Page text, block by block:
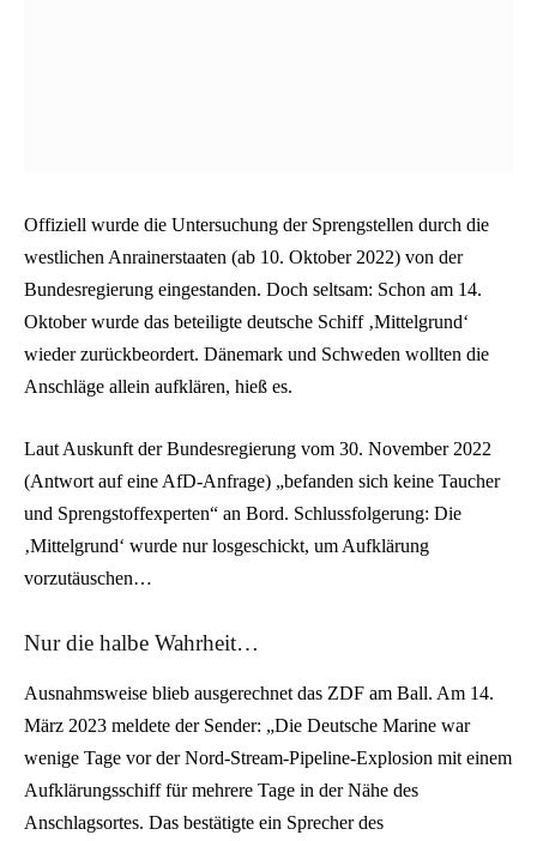
Offiziell wurde die Untersuchung der Sprengstellen durch die
westlichen Anrainerstaaten (ab 10. Oktober 2022) von der
Bundesregierung eingestanden. Doch seltsam: Schon am 14.
Oktober wurde das beteiligte deutsche Schiff ‚Mittelgrund‘
wieder zurückbeordert. Dänemark und Schweden wollten die
Anschläge allein aufklären, hieß es.
Laut Auskunft der Bundesregierung vom 30. November 2022
(Antwort auf eine AfD-Anfrage) „befanden sich keine Taucher
und Sprengstoffexperten“ an Bord. Schlussfolgerung: Die
‚Mittelgrund‘ wurde nur losgeschickt, um Aufklärung
vorzutäuschen…
Nur die halbe Wahrheit…
Ausnahmsweise blieb ausgerechnet das ZDF am Ball. Am 14.
März 2023 meldete der Sender: „Die Deutsche Marine war
wenige Tage vor der Nord-Stream-Pipeline-Explosion mit einem
Aufklärungsschiff für mehrere Tage in der Nähe des
Anschlagsortes. Das bestätigte ein Sprecher des